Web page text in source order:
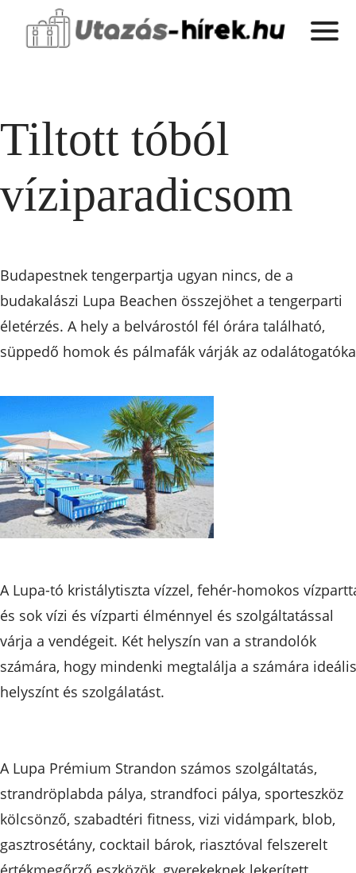
Tiltott tóból
víziparadicsom
Budapestnek tengerpartja ugyan nincs, de a
budakalászi Lupa Beachen összejöhet a tengerparti
életérzés. A hely a belvárostól fél órára található,
süppedő homok és pálmafák várják az
A Lupa-tó kristálytiszta vízzel, fehér-homokos
és sok vízi és vízparti élménnyel és szolgáltatással
várja a vendégeit. Két helyszín van a strandolók
számára, hogy mindenki megtalálja a számára ideális
helyszínt és szolgálatást.
A Lupa Prémium Strandon számos szolgáltatás,
strandröplabda pálya, strandfoci pálya, sporteszköz
kölcsönző, szabadtéri fitness, vizi vidámpark, blob,
gasztrosétány, cocktail bárok, riasztóval felszerelt